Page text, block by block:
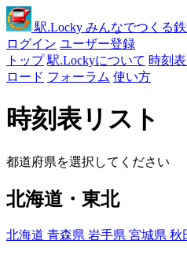
駅.Locky みんなでつくる
ログイン ユーザー登録
トップ 駅.Lockyについて 時刻
ロード フォーラム 使い方
時刻表リスト
都道府県を選択してください
北海道・東北
北海道 青森県 岩手県 宮城県 秋